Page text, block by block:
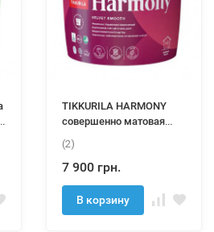
TIKKURILA HARMONY
совершенно матовая
работ 9 л
(2)
7 900 грн.
В корзину